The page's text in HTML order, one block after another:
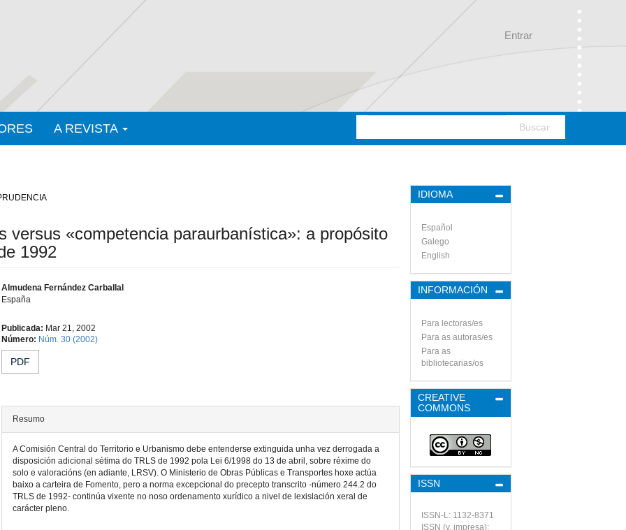
Entrar
A REVISTA Buscar
versus «competencia paraurbanística»: a propósito
1992
Almudena Fernández Carballal
España
Contido
principal
do
artigo
Publicada: Mar 21, 2002
Número: Núm. 30 (2002)
PDF
Resumo
A Comisión Central do Territorio e Urbanismo debe entenderse extinguida unha vez derrogada a
disposición adicional sétima do TRLS de 1992 pola Lei 6/1998 do 13 de abril, sobre réxime do
solo e valoracións (en adiante, LRSV). O Ministerio de Obras Públicas e Transportes hoxe actúa
baixo a carteira de Fomento, pero a norma excepcional do precepto transcrito -número 244.2 do
TRLS de 1992- continúa vixente no noso ordenamento xurídico a nivel de lexislación xeral de
carácter pleno.
IDIOMA
Español
Galego
English
INFORMACIÓN
Para lectoras/es
Para as autoras/es
Para as
bibliotecarias/os
CREATIVE
COMMONS
ISSN
ISSN-L: 1132-8371
ISSN (v. impresa):